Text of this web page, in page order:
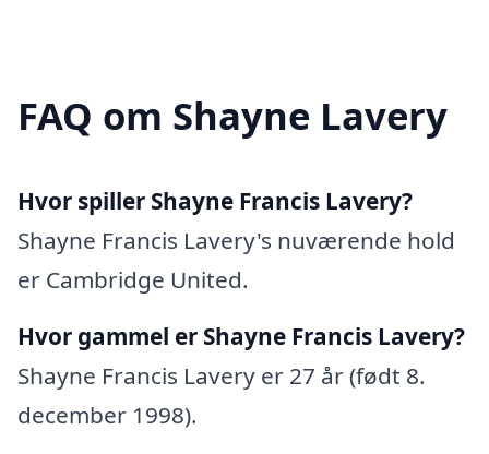
FAQ om Shayne Lavery
Hvor spiller Shayne Francis Lavery?
Shayne Francis Lavery's nuværende hold
er Cambridge United.
Hvor gammel er Shayne Francis Lavery?
Shayne Francis Lavery er 27 år (født 8.
december 1998).